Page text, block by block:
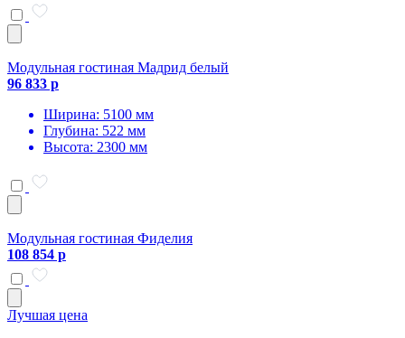
Модульная гостиная Мадрид белый
96 833 р
Ширина: 5100 мм
Глубина: 522 мм
Высота: 2300 мм
Модульная гостиная Фиделия
108 854 р
Лучшая цена